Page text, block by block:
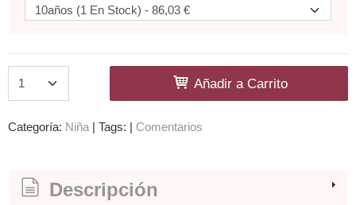
Añadir a Carrito
Categoría: Niña | Tags: | Comentarios
Descripción